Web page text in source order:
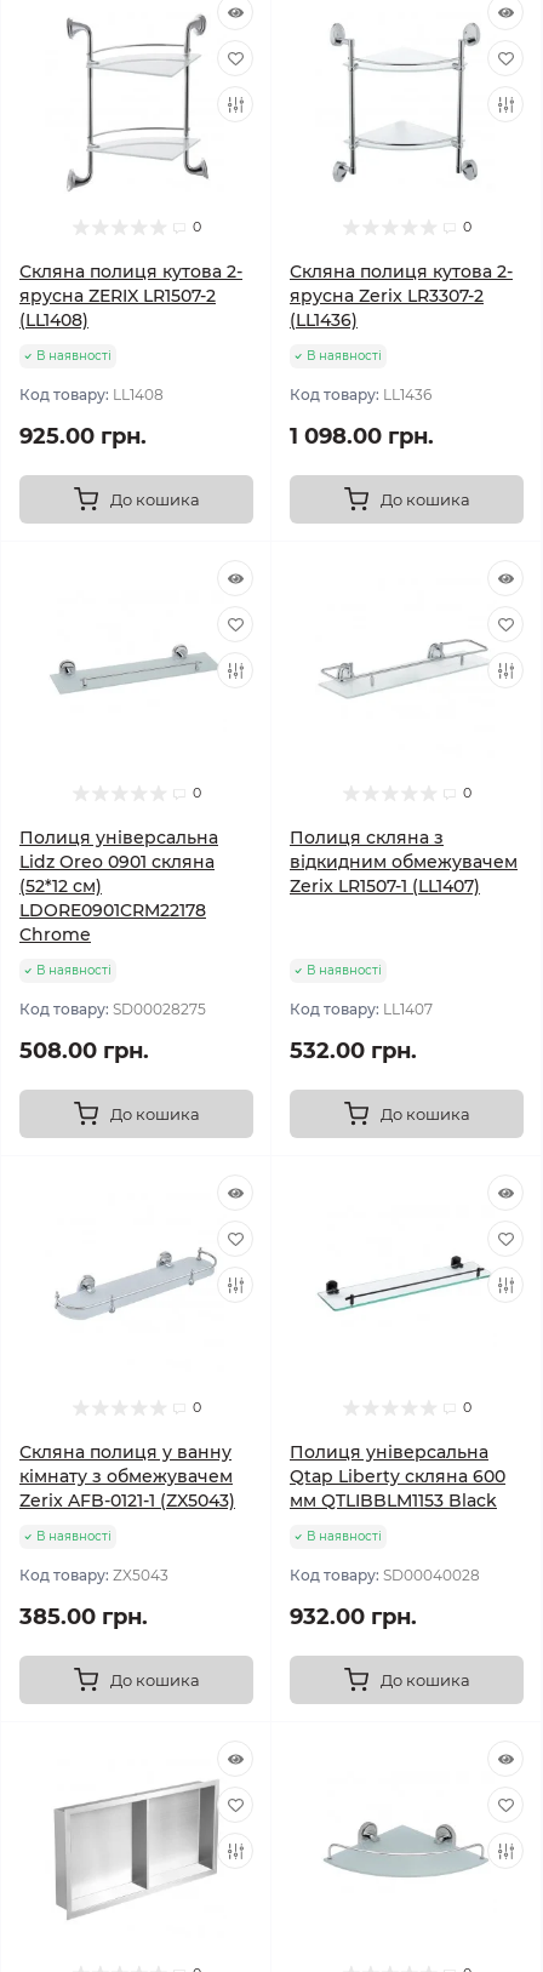
0
Скляна полиця кутова 2-
ярусна ZERIX LR1507-2
(LL1408)
В наявності
Код товару: LL1408
925.00 грн.
До кошика
0
Скляна полиця кутова 2-
ярусна Zerix LR3307-2
(LL1436)
В наявності
Код товару: LL1436
1 098.00 грн.
До кошика
0
Полиця універсальна
Lidz Oreo 0901 скляна
(52*12 см)
LDORE0901CRM22178
Chrome
В наявності
Код товару: SD00028275
508.00 грн.
До кошика
0
Полиця скляна з
відкидним обмежувачем
Zerix LR1507-1 (LL1407)
В наявності
Код товару: LL1407
532.00 грн.
До кошика
0
Скляна полиця у ванну
кімнату з обмежувачем
Zerix AFB-0121-1 (ZX5043)
В наявності
Код товару: ZX5043
385.00 грн.
До кошика
0
Полиця універсальна
Qtap Liberty скляна 600
мм QTLIBBLM1153 Black
В наявності
Код товару: SD00040028
932.00 грн.
До кошика